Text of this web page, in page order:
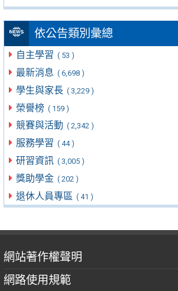
依公告類別彙總
自主學習 ( 53 )
最新消息 ( 6,698 )
學生與家長 ( 3,229 )
榮譽榜 ( 159 )
競賽與活動 ( 2,342 )
服務學習 ( 44 )
研習資訊 ( 3,005 )
獎助學金 ( 202 )
退休人員專區 ( 41 )
網站著作權聲明
網路使用規範